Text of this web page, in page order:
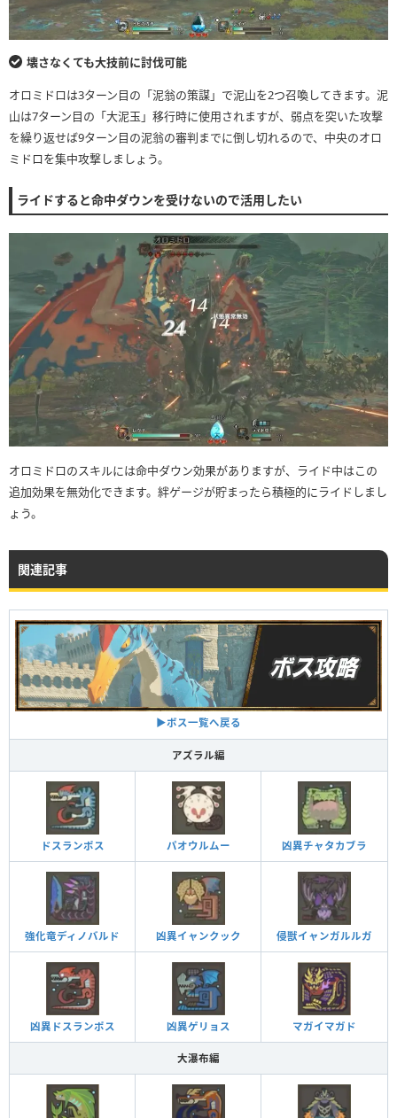
壊さなくても大技前に討伐可能
オロミドロは3ターン目の「泥翁の策謀」で泥山を2つ召喚してきます。泥
山は7ターン目の「大泥玉」移行時に使用されますが、弱点を突いた攻撃
を繰り返せば9ターン目の泥翁の審判までに倒し切れるので、中央のオロ
ミドロを集中攻撃しましょう。
ライドすると命中ダウンを受けないので活用したい
オロミドロのスキルには命中ダウン効果がありますが、ライド中はこの
追加効果を無効化できます。絆ゲージが貯まったら積極的にライドしまし
ょう。
関連記事
▶︎ボス一覧へ戻る
アズラル編
ドスランポス パオウルムー 凶異チャタカブラ
強化竜ディノバルド 凶異イャンクック 侵獣イャンガルルガ
凶異ドスランポス 凶異ゲリョス マガイマガド
大瀑布編